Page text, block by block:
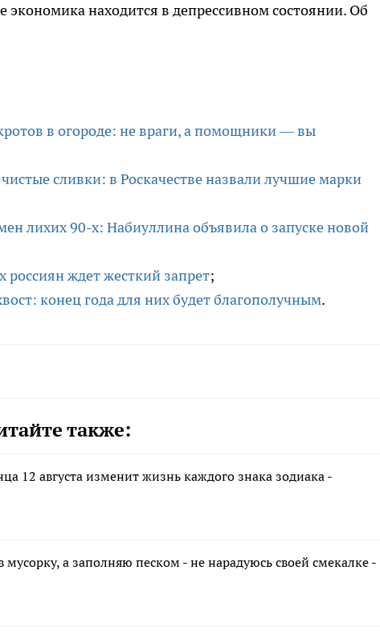
экономика находится в депрессивном состоянии. Об
в огороде: не враги, а помощники — вы
сливки: в Роскачестве назвали лучшие марки
лихих 90-х: Набиуллина объявила о запуске новой
россиян ждет жесткий запрет;
конец года для них будет благополучным.
также:
12 августа изменит жизнь каждого знака зодиака -
а заполняю песком - не нарадуюсь своей смекалке -